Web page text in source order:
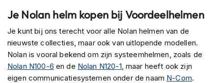
t
e
r
h
e
l
m
e
Je Nolan helm kopen bij Voordeelhelmen
Je kunt bij ons terecht voor alle Nolan helmen van de
nieuwste collecties, maar ook van uitlopende modellen.
Nolan is vooral bekend om zijn systeemhelmen, zoals de
Nolan N100-6 en de Nolan N120-1, maar heeft ook zijn
eigen communicatiesystemen onder de naam N-Com.